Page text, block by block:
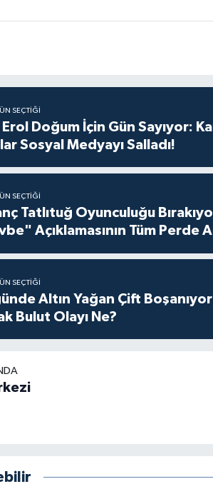
SEÇTIĞI
Erol Doğum İçin Gün Sayıyor:
Sosyal Medyayı Salladı!
SEÇTIĞI
Tatlıtuğ Oyunculuğu
Açıklamasının Tüm Perde
SEÇTIĞI
Altın Yağan Çift
Bulut Olayı Ne?